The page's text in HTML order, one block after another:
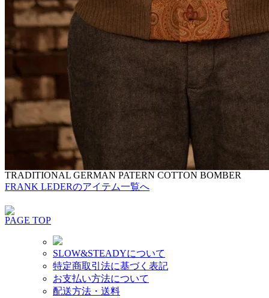
TRADITIONAL GERMAN PATERN COTTON BOMBER
FRANK LEDERのアイテム一覧へ
PAGE TOP
SLOW&STEADYについて
特定商取引法に基づく表記
お支払い方法について
配送方法・送料